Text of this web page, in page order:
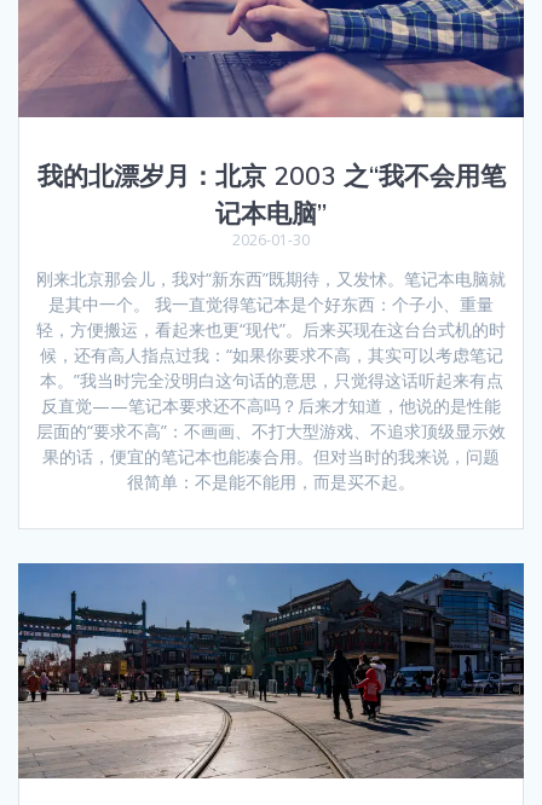
我的北漂岁月：北京 2003 之“我不会用笔
记本电脑”
2026-01-30
刚来北京那会儿，我对“新东西”既期待，又发怵。笔记本电脑就
是其中一个。 我一直觉得笔记本是个好东西：个子小、重量
轻，方便搬运，看起来也更“现代”。后来买现在这台台式机的时
候，还有高人指点过我：“如果你要求不高，其实可以考虑笔记
本。”我当时完全没明白这句话的意思，只觉得这话听起来有点
反直觉——笔记本要求还不高吗？后来才知道，他说的是性能
层面的“要求不高”：不画画、不打大型游戏、不追求顶级显示效
果的话，便宜的笔记本也能凑合用。但对当时的我来说，问题
很简单：不是能不能用，而是买不起。